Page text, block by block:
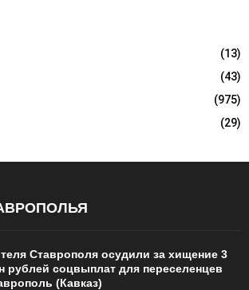
(13)
(43)
(975)
(29)
Ставрополя осудили за хищение 3
рублей соцвыплат для переселенцев
(Кавказ)